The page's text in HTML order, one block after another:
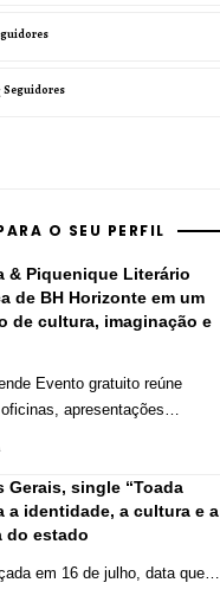
Seguidores
O SEU PERFIL
& Piquenique Literário
de BH Horizonte em um
de cultura, imaginação e
Evento gratuito reúne
apresentações…
Gerais, single “Toada
a identidade, a cultura e a
do estado
em 16 de julho, data que…